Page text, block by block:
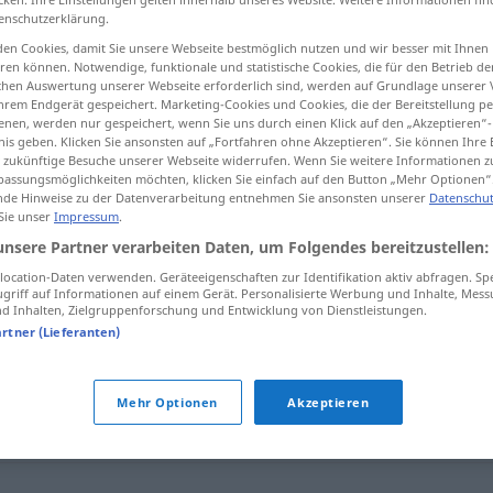
sr] Zvieri
Happen (ugs.) Imbiss,Znüni
Cookies, damit Sie unsere Webseite bestmöglich nutzen und wir besser mit Ihnen
können. Notwendige, funktionale und statistische Cookies, die für den Betrieb
Auswertung unserer Webseite erforderlich sind, werden auf Grundlage unserer
Endgerät gespeichert. Marketing-Cookies und Cookies, die der Bereitstellung
werden nur gespeichert, wenn Sie uns durch einen Klick auf den
geben. Klicken Sie ansonsten auf „Fortfahren ohne Akzeptieren“. Sie können
Besuche unserer Webseite widerrufen. Wenn Sie weitere Informationen
möchten, klicken Sie einfach auf den Button „Mehr
Hinweise zu der Datenverarbeitung entnehmen Sie ansonsten unserer
unser Impressum.
Partner verarbeiten Daten, um Folgendes bereitzustellen:
Daten verwenden. Geräteeigenschaften zur Identifikation aktiv abfragen.
auf Informationen auf einem Gerät. Personalisierte Werbung und Inhalte,
Inhalten, Zielgruppenforschung und Entwicklung von Dienstleistungen.
(Lieferanten)
Mehr Optionen Akzeptieren